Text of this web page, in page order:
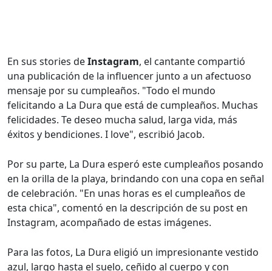
En sus stories deInstagram, el cantante compartió
una publicación de la influencer junto a un afectuoso
mensaje por su cumpleaños. "Todo el mundo
felicitando a La Dura que está de cumpleaños. Muchas
felicidades. Te deseo mucha salud, larga vida, más
éxitos y bendiciones. I love", escribió Jacob.
Por su parte, La Dura esperó este cumpleaños posando
en la orilla de la playa, brindando con una copa en señal
de celebración. "En unas horas es el cumpleaños de
esta chica", comentó en la descripción de su post en
Instagram, acompañado de estas imágenes.
Para las fotos, La Dura eligió un impresionante vestido
azul, largo hasta el suelo, ceñido al cuerpo y con